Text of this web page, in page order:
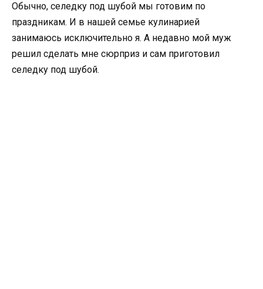
Обычно, селедку под шубой мы готовим по
праздникам. И в нашей семье кулинарией
занимаюсь исключительно я. А недавно мой муж
решил сделать мне сюрприз и сам приготовил
селедку под шубой.